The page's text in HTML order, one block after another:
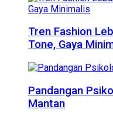
Tren Fashion
Tone, Gaya
Pandangan
Mantan